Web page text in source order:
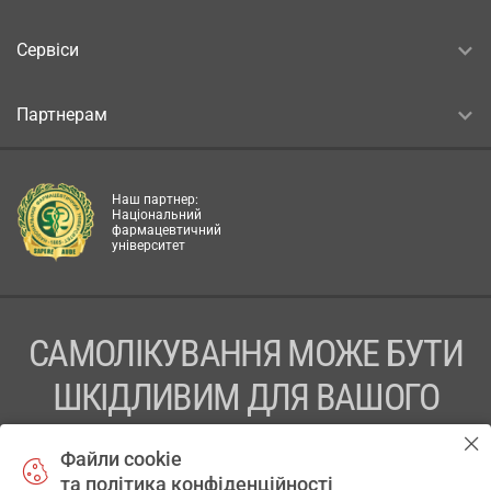
Сервіси
Партнерам
Наш партнер:
Національний
фармацевтичний
університет
САМОЛІКУВАННЯ МОЖЕ БУТИ
ШКІДЛИВИМ ДЛЯ ВАШОГО
Файли cookie
та політика конфіденційності